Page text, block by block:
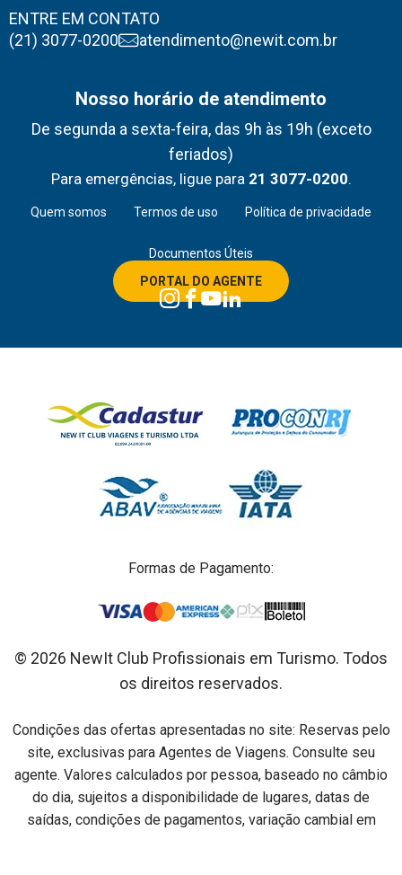
ENTRE EM CONTATO
(21) 3077-0200
atendimento@newit.com.br
Nosso horário de atendimento
De segunda a sexta-feira, das 9h às 19h (exceto
feriados)
Para emergências, ligue para 21 3077-0200.
Quem somos Termos de uso Política de privacidade
Documentos Úteis
PORTAL DO AGENTE
Formas de Pagamento:
© 2026 NewIt Club Profissionais em Turismo. Todos
os direitos reservados.
Condições das ofertas apresentadas no site: Reservas pelo
site, exclusivas para Agentes de Viagens. Consulte seu
agente. Valores calculados por pessoa, baseado no câmbio
do dia, sujeitos a disponibilidade de lugares, datas de
saídas, condições de pagamentos, variação cambial em